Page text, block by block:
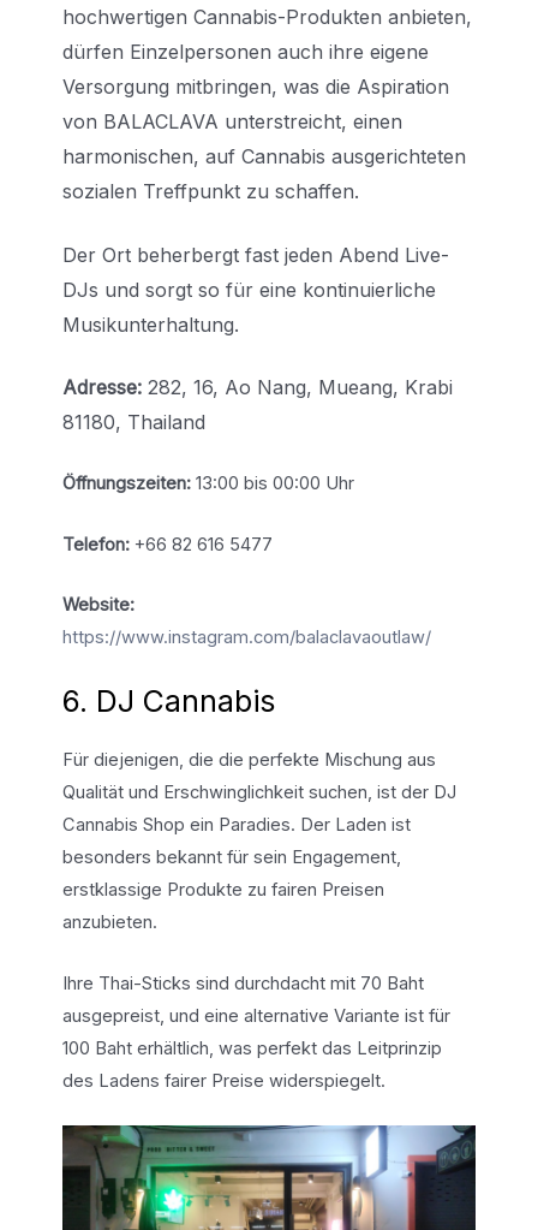
hochwertigen Cannabis-Produkten anbieten,
dürfen Einzelpersonen auch ihre eigene
Versorgung mitbringen, was die Aspiration
von BALACLAVA unterstreicht, einen
harmonischen, auf Cannabis ausgerichteten
sozialen Treffpunkt zu schaffen.
Der Ort beherbergt fast jeden Abend Live-
DJs und sorgt so für eine kontinuierliche
Musikunterhaltung.
Adresse:282, 16, Ao Nang, Mueang, Krabi
81180, Thailand
Öffnungszeiten:13:00 bis 00:00 Uhr
Telefon:+66 82 616 5477
Website:
https://www.instagram.com/balaclavaoutlaw/
6. DJ Cannabis
Für diejenigen, die die perfekte Mischung aus
Qualität und Erschwinglichkeit suchen, ist der DJ
Cannabis Shop ein Paradies. Der Laden ist
besonders bekannt für sein Engagement,
erstklassige Produkte zu fairen Preisen
anzubieten.
Ihre Thai-Sticks sind durchdacht mit 70 Baht
ausgepreist, und eine alternative Variante ist für
100 Baht erhältlich, was perfekt das Leitprinzip
des Ladens fairer Preise widerspiegelt.